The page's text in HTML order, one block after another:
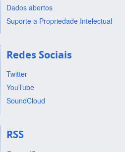
Dados abertos
Suporte a Propriedade Intelectual
Redes Sociais
Twitter
YouTube
SoundCloud
RSS